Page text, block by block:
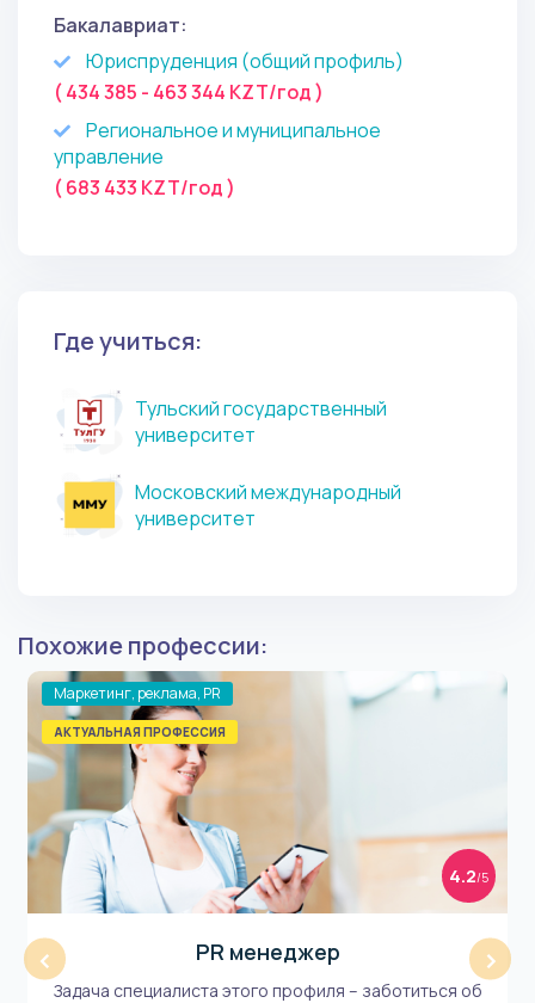
Бакалавриат:
Юриспруденция (общий профиль)
( 434 385 - 463 344 KZT/год )
Региональное и муниципальное
управление
( 683 433 KZT/год )
Где учиться:
Тульский государственный
университет
Московский международный
университет
Похожие профессии:
‹
Маркетинг, реклама, PR
АКТУАЛЬНАЯ ПРОФЕССИЯ
4.2/5
PR менеджер
Задача специалиста этого профиля – заботиться об
›